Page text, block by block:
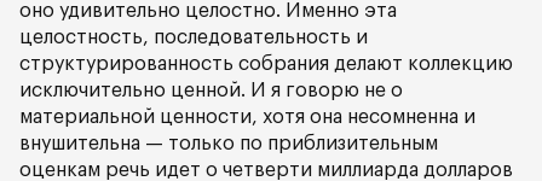
оно удивительно целостно. Именно эта
целостность, последовательность и
структурированность собрания делают коллекцию
исключительно ценной. И я говорю не о
материальной ценности, хотя она несомненна и
внушительна — только по приблизительным
оценкам речь идет о четверти миллиарда долларов